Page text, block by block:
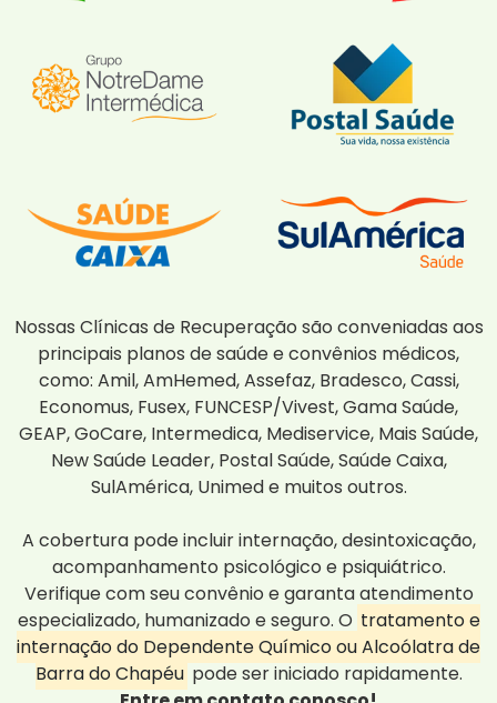
Nossas Clínicas de Recuperação são conveniadas aos
principais planos de saúde e convênios médicos,
como: Amil, AmHemed, Assefaz, Bradesco, Cassi,
Economus, Fusex, FUNCESP/Vivest, Gama Saúde,
GEAP, GoCare, Intermedica, Mediservice, Mais Saúde,
New Saúde Leader, Postal Saúde, Saúde Caixa,
SulAmérica, Unimed e muitos outros.
A cobertura pode incluir internação, desintoxicação,
acompanhamento psicológico e psiquiátrico.
Verifique com seu convênio e garanta atendimento
especializado, humanizado e seguro. O tratamento e
internação do Dependente Químico ou Alcoólatra de
Barra do Chapéu pode ser iniciado rapidamente.